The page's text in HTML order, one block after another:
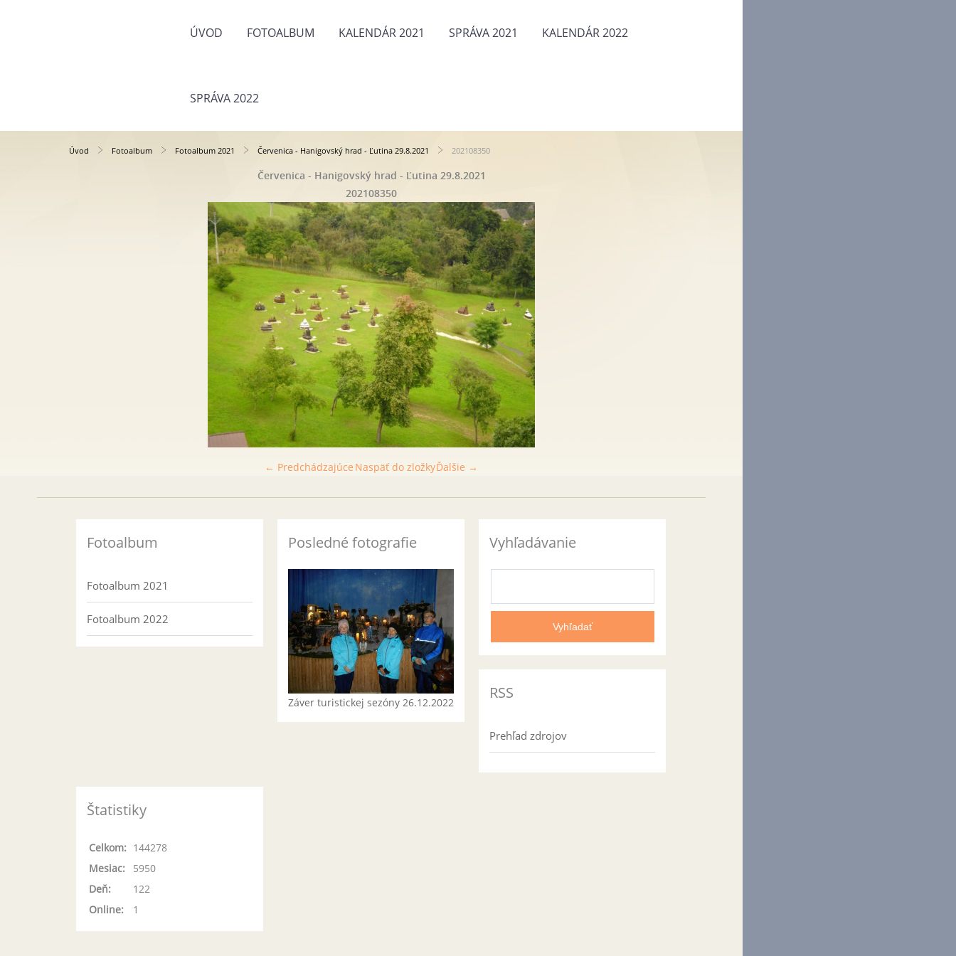
ÚVOD FOTOALBUM KALENDÁR 2021 SPRÁVA 2021 KALENDÁR 2022
SPRÁVA 2022
Úvod Fotoalbum Fotoalbum 2021 Červenica - Hanigovský hrad - Ľutina 29.8.2021 202108350
Červenica - Hanigovský hrad - Ľutina 29.8.2021
202108350
← Predchádzajúce Ďalšie →
Naspäť do zložky
Fotoalbum
Fotoalbum 2021
Fotoalbum 2022
Posledné fotografie
Záver turistickej sezóny 26.12.2022
Vyhľadávanie
RSS
Prehľad zdrojov
Štatistiky
Online: 1
Celkom: 144278
Mesiac:
5950
Deň:
122